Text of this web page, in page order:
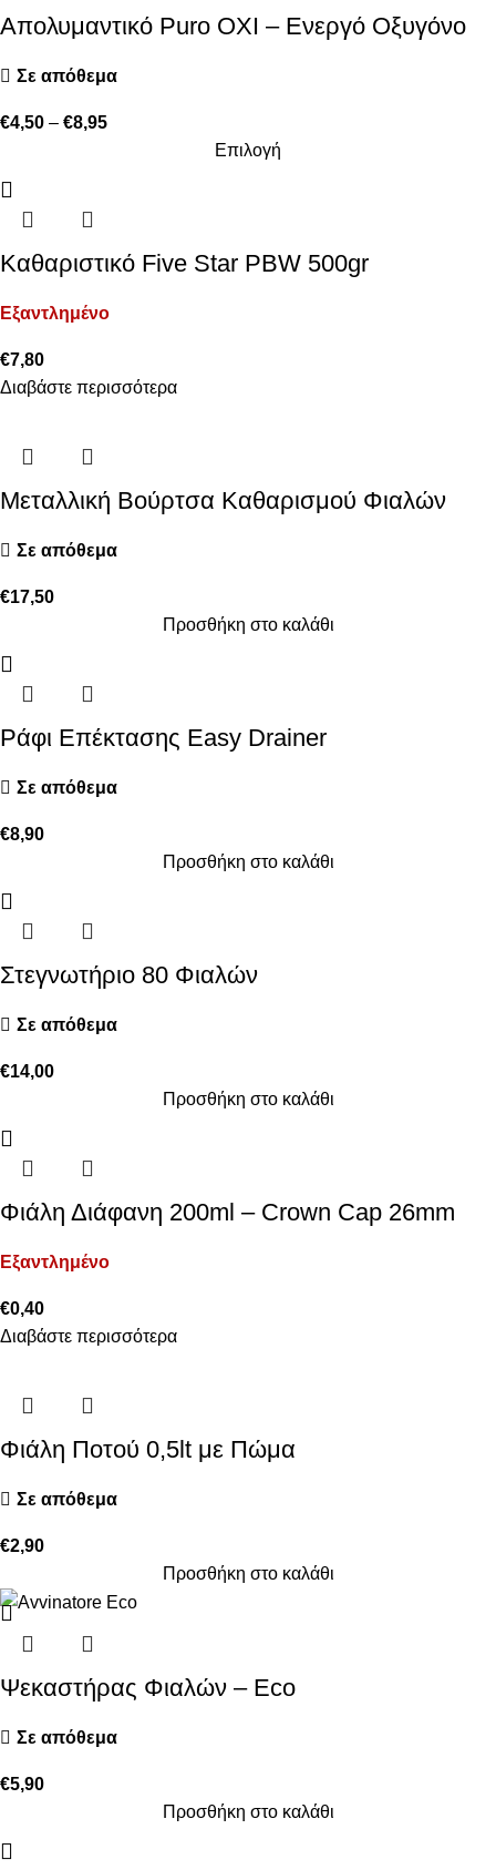
Απολυμαντικό Puro OXI – Ενεργό Οξυγόνο
Σε απόθεμα
€4,50 – €8,95
Επιλογή
Καθαριστικό Five Star PBW 500gr
Εξαντλημένο
€7,80
Διαβάστε περισσότερα
Μεταλλική Βούρτσα Καθαρισμού Φιαλών
Σε απόθεμα
€17,50
Προσθήκη στο καλάθι
Ράφι Επέκτασης Easy Drainer
Σε απόθεμα
€8,90
Προσθήκη στο καλάθι
Στεγνωτήριο 80 Φιαλών
Σε απόθεμα
€14,00
Προσθήκη στο καλάθι
Φιάλη Διάφανη 200ml – Crown Cap 26mm
Εξαντλημένο
€0,40
Διαβάστε περισσότερα
Φιάλη Ποτού 0,5lt με Πώμα
Σε απόθεμα
€2,90
Προσθήκη στο καλάθι
Ψεκαστήρας Φιαλών – Eco
Σε απόθεμα
€5,90
Προσθήκη στο καλάθι